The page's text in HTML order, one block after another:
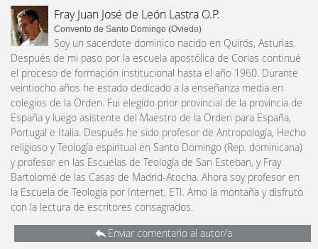
Fray Juan José de León Lastra O.P.
Convento de Santo Domingo (Oviedo)
Soy un sacerdote dominico nacido en Quirós, Asturias.
Después de mi paso por la escuela apostólica de Corias continué
el proceso de formación institucional hasta el año 1960. Durante
veintiocho años he estado dedicado a la enseñanza media en
colegios de la Orden. Fui elegido prior provincial de la provincia de
España y luego asistente del Maestro de la Orden para España,
Portugal e Italia. Después he sido profesor de Antropología, Hecho
religioso y Teología espiritual en Santo Domingo (Rep. dominicana)
y profesor en las Escuelas de Teología de San Esteban, y Fray
Bartolomé de las Casas de Madrid-Atocha. Ahora soy profesor en
la Escuela de Teología por Internet, ETI. Amo la montaña y disfruto
con la lectura de escritores consagrados.
Enviar comentario al autor/a